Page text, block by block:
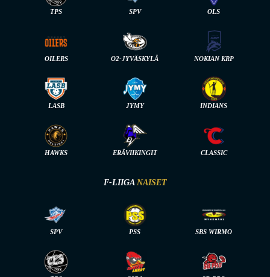
TPS SPV OLS
OILERS O2-JYVÄSKYLÄ NOKIAN KRP
LASB JYMY INDIANS
HAWKS ERÄVIIKINGIT CLASSIC
F-LIIGA NAISET
SPV PSS SBS WIRMO